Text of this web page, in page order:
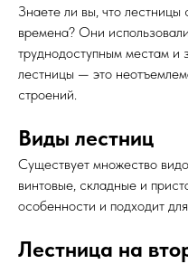
Знаете ли вы, что
времена? Они
труднодоступным местам и
лестницы — это
строений.
Виды лестниц
Существует множество
винтовые, складные и
особенности и подходит
Лестница на